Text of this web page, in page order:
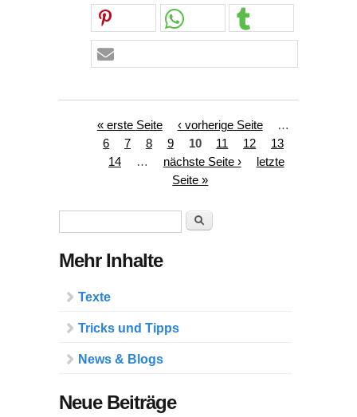
Seiten« erste Seite ‹ vorherige Seite
…
6
7 8 9 10 11 12
13
14
… nächste Seite ›
letzte
Seite »
Suche
Mehr Inhalte
Texte
Tricks und Tipps
News & Blogs
Neue Beiträge